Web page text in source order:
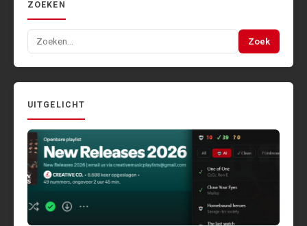
ZOEKEN
Zoeken
naar:
Zoek
UITGELICHT